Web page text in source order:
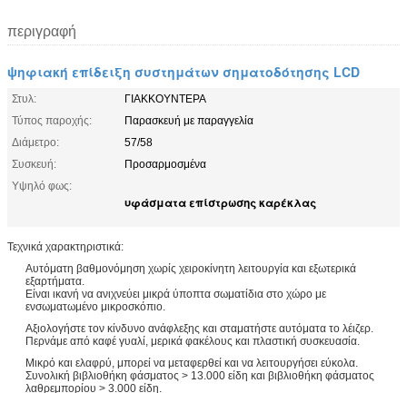
περιγραφή
ψηφιακή επίδειξη συστημάτων σηματοδότησης LCD
Στυλ:
ΓΙΑΚΚΟΥΝΤΕΡΑ
Τύπος παροχής:
Παρασκευή με παραγγελία
Διάμετρο:
57/58
Συσκευή:
Προσαρμοσμένα
Υψηλό φως:
υφάσματα επίστρωσης καρέκλας
Τεχνικά χαρακτηριστικά:
Αυτόματη βαθμονόμηση χωρίς χειροκίνητη λειτουργία και εξωτερικά
εξαρτήματα.
Είναι ικανή να ανιχνεύει μικρά ύποπτα σωματίδια στο χώρο με
ενσωματωμένο μικροσκόπιο.
Αξιολογήστε τον κίνδυνο ανάφλεξης και σταματήστε αυτόματα το λέιζερ.
Περνάμε από καφέ γυαλί, μερικά φακέλους και πλαστική συσκευασία.
Μικρό και ελαφρύ, μπορεί να μεταφερθεί και να λειτουργήσει εύκολα.
Συνολική βιβλιοθήκη φάσματος > 13.000 είδη και βιβλιοθήκη φάσματος
λαθρεμπορίου > 3.000 είδη.